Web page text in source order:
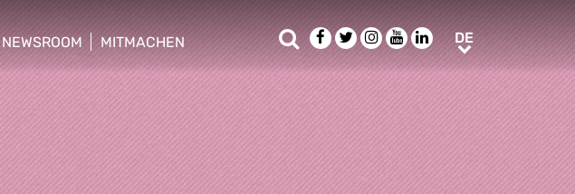
NEWSROOM
show/hide sub menu
MITMACHEN
show/hide sub menu
SucheFacebook
TwitterInstagram
YoutubeLinkedIn
DEDE